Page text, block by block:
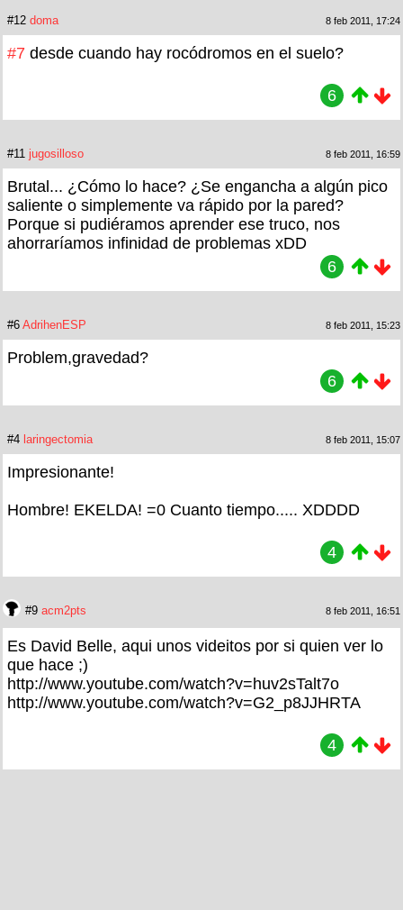
#12 doma 8 feb 2011, 17:24
#7 desde cuando hay rocódromos en el suelo?
6
#11 jugosilloso 8 feb 2011, 16:59
Brutal... ¿Cómo lo hace? ¿Se engancha a algún pico
saliente o simplemente va rápido por la pared?
Porque si pudiéramos aprender ese truco, nos
ahorraríamos infinidad de problemas xDD
6
#6 AdrihenESP 8 feb 2011, 15:23
Problem,gravedad?
6
#4 laringectomia 8 feb 2011, 15:07
Impresionante!
Hombre! EKELDA! =0 Cuanto tiempo..... XDDDD
4
#9 acm2pts 8 feb 2011, 16:51
Es David Belle, aqui unos videitos por si quien ver lo
que hace ;)
http://www.youtube.com/watch?v=huv2sTalt7o
http://www.youtube.com/watch?v=G2_p8JJHRTA
4